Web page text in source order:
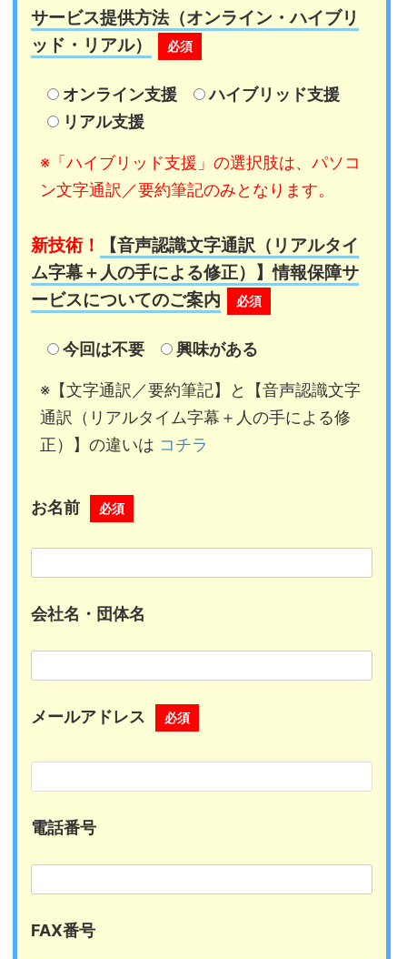
サービス提供方法（オンライン・ハイブリ
ッド・リアル）
必須
オンライン支援
ハイブリッド支援
リアル支援
※「ハイブリッド支援」の選択肢は、パソコ
ン文字通訳／要約筆記のみとなります。
新技術！
【音声認識文字通訳（リアルタイ
ム字幕＋人の手による修正）】情報保障サ
ービスについてのご案内
必須
今回は不要 興味がある
※【文字通訳／要約筆記】と【音声認識文字
通訳（リアルタイム字幕＋人の手による修
正）】の違いは コチラ
お名前 必須
会社名・団体名
メールアドレス 必須
電話番号
FAX番号